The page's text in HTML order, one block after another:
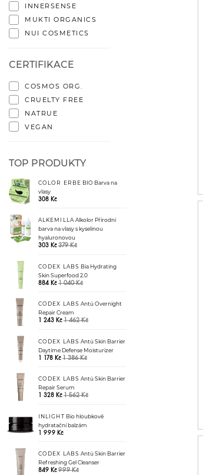
INNERSENSE
MUKTI ORGANICS
NUI COSMETICS
CERTIFIKACE
COSMOS ORG.
CRUELTY FREE
NATRUE
VEGAN
TOP PRODUKTY
COLOR ERBE BIO Barva na
vlasy
308 Kč
ALKEMILLAAlkolor Přírodní
barva na vlasy s kyselinou
hyaluronovou
303 Kč 379 Kč
CODEX LABS Bia Hydrating
Skin Superfood 2.0
884 Kč 1 040 Kč
CODEX LABS Antü Overnight
Repair Cream
1 243 Kč 1 462 Kč
CODEX LABS Antü Skin Barrier
Daytime Defense Moisturizer
1 178 Kč 1 386 Kč
CODEX LABS Antü Skin Barrier
Repair Serum
1 328 Kč 1 562 Kč
INLIGHT Bio hloubkově
hydratační balzám
1 999 Kč
CODEX LABS Antü Skin Barrier
Refreshing Gel Cleanser
849 Kč 999 Kč